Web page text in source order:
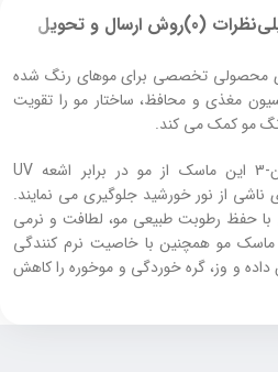
نظرات (0) روش ارسال و تحویل
تخصصی برای موهای رنگ شده
مغذی و محافظ، ساختار مو را تقویت
مو کمک می‌ کند.
ترکیبات محافظتی مانند بنزوفنون-3 این ماسک از مو در برابر اشعه UV
از نور خورشید جلوگیری می‌ نمایند.
حفظ رطوبت طبیعی مو، لطافت و نرمی
مو همچنین با خاصیت نرم‌ کنندگی
و وز، گره‌ خوردگی و موخوره را کاهش